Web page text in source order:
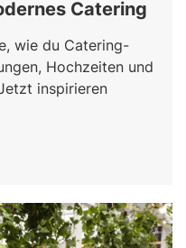
Catering
wie du Catering-
Hochzeiten und
inspirieren